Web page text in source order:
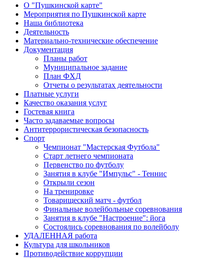
О "Пушкинской карте"
Мероприятия по Пушкинской карте
Наша библиотека
Деятельность
Материально-технические обеспечение
Документация
Планы работ
Муниципальное задание
План ФХД
Отчеты о результатах деятельности
Платные услуги
Качество оказания услуг
Гостевая книга
Часто задаваемые вопросы
Антитеррористическая безопасность
Спорт
Чемпионат "Мастерская Футбола"
Старт летнего чемпионата
Первенство по футболу
Занятия в клубе "Импульс" - Теннис
Открыли сезон
На тренировке
Товарищеский матч - футбол
Финальные волейбольные соревнования
Занятия в клубе "Настроение": йога
Состоялись соревнования по волейболу
УДАЛЕННАЯ работа
Культура для школьников
Противодействие коррупции